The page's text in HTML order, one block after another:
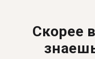
Скорее